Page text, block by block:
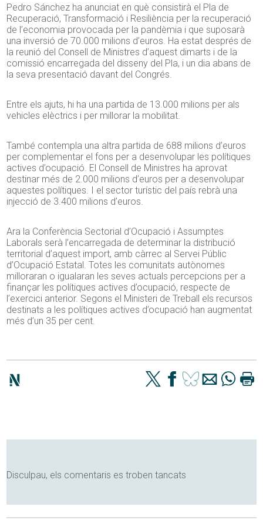
Pedro Sánchez ha anunciat en què consistirà el Pla de
Recuperació, Transformació i Resiliència per la recuperació
de l’economia provocada per la pandèmia i que suposarà
una inversió de 70.000 milions d’euros. Ha estat després de
la reunió del Consell de Ministres d’aquest dimarts i de la
comissió encarregada del disseny del Pla, i un dia abans de
la seva presentació davant del Congrés.
Entre els ajuts, hi ha una partida de 13.000 milions per als
vehicles elèctrics i per millorar la mobilitat.
També contempla una altra partida de 688 milions d’euros
per complementar el fons per a desenvolupar les polítiques
actives d’ocupació. El Consell de Ministres ha aprovat
destinar més de 2.000 milions d’euros per a desenvolupar
aquestes polítiques. I el sector turístic del país rebrà una
injecció de 3.400 milions d’euros.
Ara la Conferència Sectorial d’Ocupació i Assumptes
Laborals serà l’encarregada de determinar la distribució
territorial d’aquest import, amb càrrec al Servei Públic
d’Ocupació Estatal. Totes les comunitats autònomes
milloraran o igualaran les seves actuals percepcions per a
finançar les polítiques actives d’ocupació, respecte de
l’exercici anterior. Segons el Ministeri de Treball els recursos
destinats a les polítiques actives d’ocupació han augmentat
més d’un 35 per cent.
Disculpau, els comentaris es troben tancats